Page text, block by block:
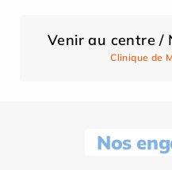
Venir au centre /
Clinique de
Nos